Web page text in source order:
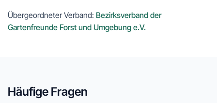
Übergeordneter Verband: Bezirksverband der
Gartenfreunde Forst und Umgebung e.V.
Häufige Fragen